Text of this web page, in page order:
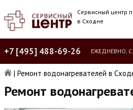
Сервисный центр
в Сходне
+7 [495] 488-69-26 ЕЖЕДНЕВНО,
| Ремонт водонагревателей в
Ремонт